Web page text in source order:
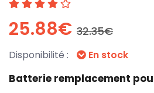
25.88€ 32.35€
Disponibilité : En stock
Batterie remplacement